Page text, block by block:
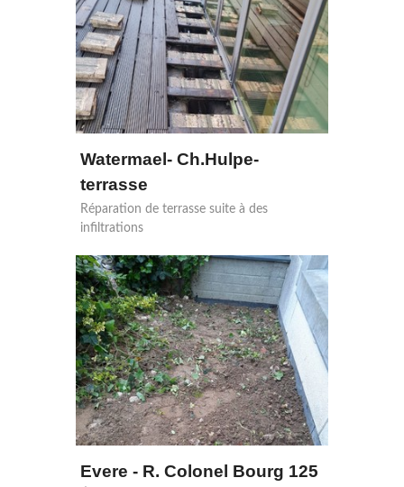
Watermael- Ch.Hulpe-
terrasse
Réparation de terrasse suite à des
infiltrations
Evere - R. Colonel Bourg 125